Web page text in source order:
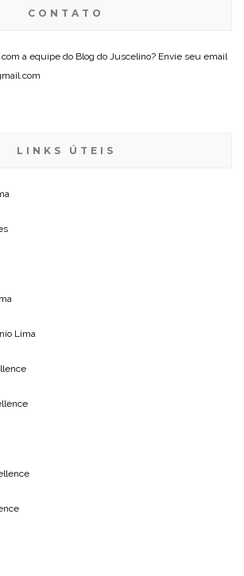
CONTATO
a equipe do Blog do Juscelino? Envie seu email
LINKS ÚTEIS
Lima